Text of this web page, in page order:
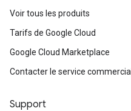
Voir tous les produits
Tarifs de Google Cloud
Google Cloud Marketplace
Contacter le service commercial
Support